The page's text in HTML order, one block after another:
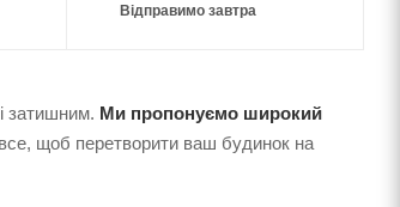
Відправимо завтра
затишним. Ми пропонуємо широкий
щоб перетворити ваш будинок на